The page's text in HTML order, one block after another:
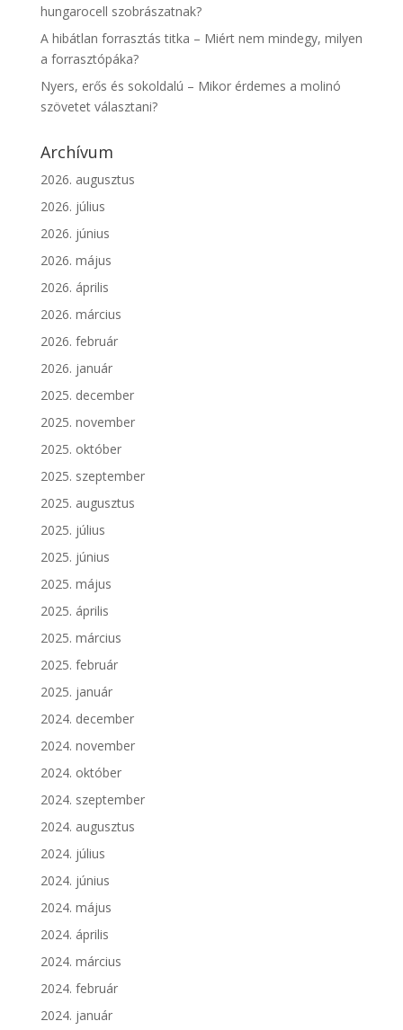
hungarocell szobrászatnak?
A hibátlan forrasztás titka – Miért nem mindegy, milyen
a forrasztópáka?
Nyers, erős és sokoldalú – Mikor érdemes a molinó
szövetet választani?
Archívum
2026. augusztus
2026. július
2026. június
2026. május
2026. április
2026. március
2026. február
2026. január
2025. december
2025. november
2025. október
2025. szeptember
2025. augusztus
2025. július
2025. június
2025. május
2025. április
2025. március
2025. február
2025. január
2024. december
2024. november
2024. október
2024. szeptember
2024. augusztus
2024. július
2024. június
2024. május
2024. április
2024. március
2024. február
2024. január